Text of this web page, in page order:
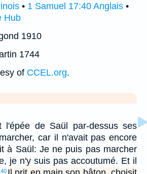
• 1 Samuel 17:40 Anglais •
Hub
1910
1744
of CCEL.org.
l'épée de Saül par-dessus ses
car il n'avait pas encore
à Saül: Je ne puis pas marcher
je n'y suis pas accoutumé. Et il
40